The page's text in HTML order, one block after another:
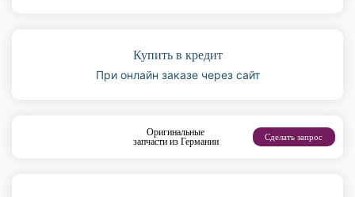
Купить в кредит
При онлайн заказе через сайт
Оригинальные
запчасти из Германии
Сделать запрос